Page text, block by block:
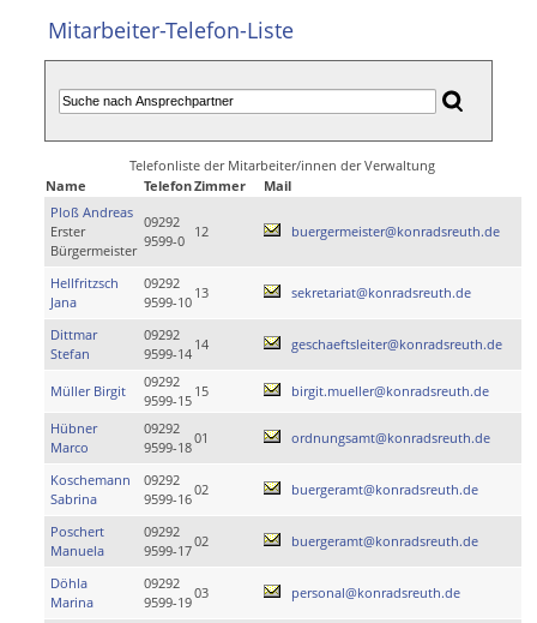
Mitarbeiter-Telefon-Liste
Telefonliste der Mitarbeiter/innen der Verwaltung
Name
TelefonZimmer
Mail
Ploß Andreas
Erster
Bürgermeister
09292
9599-0
12 buergermeister@konradsreuth.de
Hellfritzsch
Jana
09292
9599-10
13 sekretariat@konradsreuth.de
Dittmar
Stefan
09292
9599-14
14 geschaeftsleiter@konradsreuth.de
Müller Birgit
09292
9599-15
15 birgit.mueller@konradsreuth.de
Hübner
Marco
09292
9599-18
01 ordnungsamt@konradsreuth.de
Koschemann
Sabrina
09292
9599-16
02 buergeramt@konradsreuth.de
Poschert
Manuela
09292
9599-17
02 buergeramt@konradsreuth.de
Döhla
Marina
09292
9599-19
03 personal@konradsreuth.de